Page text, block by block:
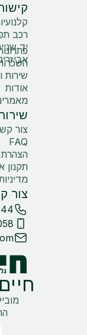
רכב
יד
שירות
אודות
צור
FAQ
הצהרת
תקנון
צור